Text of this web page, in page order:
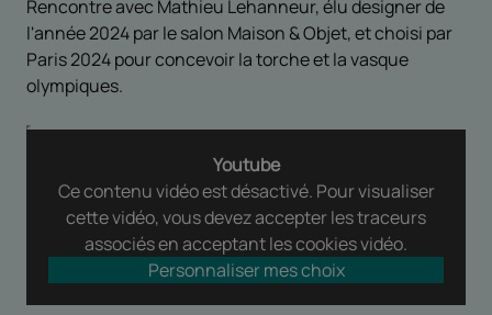
Rencontre avec Mathieu Lehanneur, élu designer de
l'année 2024 par le salon Maison & Objet, et choisi par
Paris 2024 pour concevoir la torche et la vasque
olympiques.
Youtube
Ce contenu vidéo est désactivé. Pour visualiser
cette vidéo, vous devez accepter les traceurs
associés en acceptant les cookies vidéo.
Personnaliser mes choix